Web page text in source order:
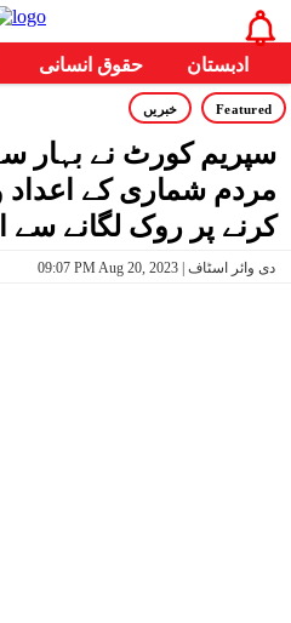
حقوق انسانی ادبستان
Featured خبریں
سپریم کورٹ نے بہار
مردم شماری کے
کرنے پر روک لگانے سے
09:07 PM Aug 20, 2023 | دی وائر اسٹاف